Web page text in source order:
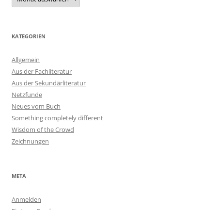
KATEGORIEN
Allgemein
Aus der Fachliteratur
Aus der Sekundärliteratur
Netzfunde
Neues vom Buch
Something completely different
Wisdom of the Crowd
Zeichnungen
META
Anmelden